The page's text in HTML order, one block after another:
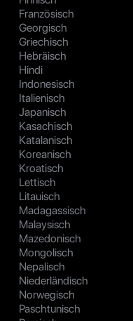
Französisch
Georgisch
Griechisch
Hebräisch
Hindi
Indonesisch
Italienisch
Japanisch
Kasachisch
Katalanisch
Koreanisch
Kroatisch
Lettisch
Litauisch
Madagassisch
Malaysisch
Mazedonisch
Mongolisch
Nepalisch
Niederländisch
Norwegisch
Paschtunisch